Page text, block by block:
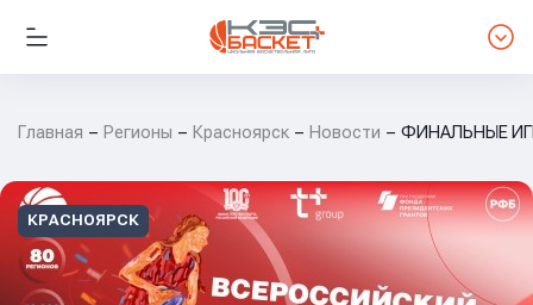
Главная Регионы Красноярск Новости ФИНАЛЬНЫЕ
КРАСНОЯРСК